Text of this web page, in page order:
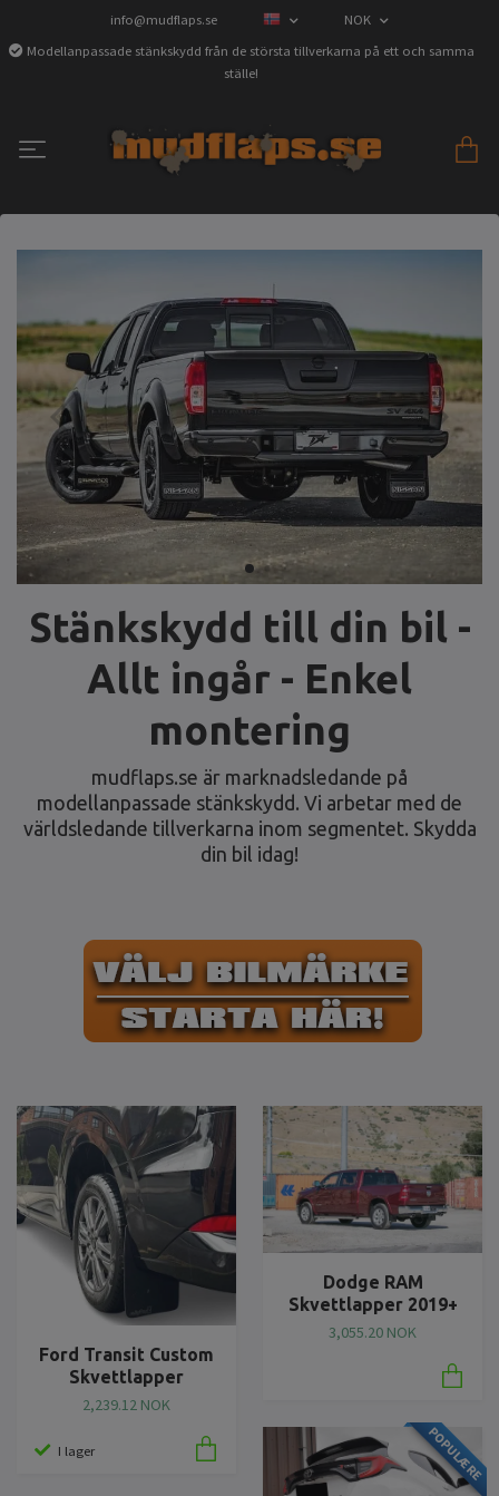
info@mudflaps.se
NOK
Modellanpassade stänkskydd från de största tillverkarna på ett och samma
ställe!
Stänkskydd till din bil -
Allt ingår - Enkel
montering
mudflaps.se är marknadsledande på
modellanpassade stänkskydd. Vi arbetar med de
världsledande tillverkarna inom segmentet. Skydda
din bil idag!
Ford Transit Custom
Skvettlapper
2,239.12 NOK
I lager
Dodge RAM
Skvettlapper 2019+
3,055.20 NOK
POPULÆRE